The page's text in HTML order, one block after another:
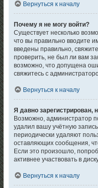
Вернуться к началу
Почему я не могу войти?
Существует несколько
что вы правильно вводите
введены правильно,
проверить, не был ли вам
возможно, что допущена
свяжитесь с
Вернуться к началу
Я давно зарегистрирован,
Возможно, администратор
удалил вашу учётную
периодически удаляют
оставляющих сообщения,
Если это произошло,
активнее участвовать в
Вернуться к началу